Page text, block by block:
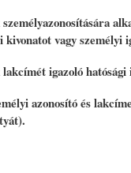
kivonatot vagy személyi
lakcímét igazoló
azonosító és